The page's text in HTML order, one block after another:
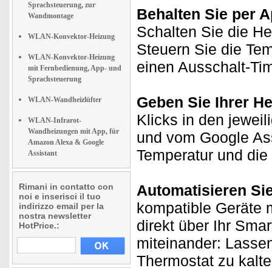
Sprachsteuerung, zur
Wandmontage
WLAN-Konvektor-Heizung
WLAN-Konvektor-Heizung
mit Fernbedienung, App- und
Sprachsteuerung
WLAN-Wandheizlüfter
WLAN-Infrarot-
Wandheizungen mit App, für
Amazon Alexa & Google
Assistant
Rimani in contatto con
noi e inserisci il tuo
indirizzo email per la
nostra newsletter
HotPrice.:
Behalten Sie per
Schalten Sie die
Steuern Sie die
einen Ausschalt-
Geben Sie Ihrer
Klicks in den
und vom Google
Temperatur und
Automatisieren
kompatible Geräte
direkt über Ihr
miteinander:
Thermostat zu